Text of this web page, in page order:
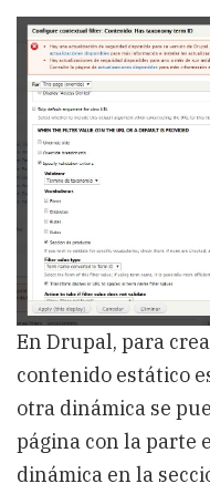
de
una
web
con
vistas
y
En Drupal, para
contenido estático
otra dinámica se
página con la parte
dinámica en la